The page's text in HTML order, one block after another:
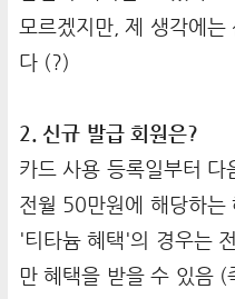
모르겠지만, 제 생각에는
다 (?)
2. 신규 발급 회원은?
카드 사용 등록일부터
전월 50만원에 해당하는
'티타늄 혜택'의 경우는
만 혜택을 받을 수 있음 (